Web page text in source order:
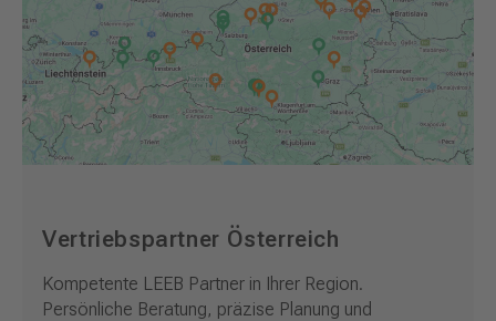
Vertriebspartner Österreich
Kompetente LEEB Partner in Ihrer Region.
Persönliche Beratung, präzise Planung und